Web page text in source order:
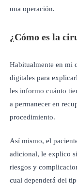
una operación.
¿Cómo es la
Habitualmente en mi
digitales para
les informo cuánto
a permanecer en
procedimiento.
Así mismo, el
adicional, le explico
riesgos y
cual dependerá del